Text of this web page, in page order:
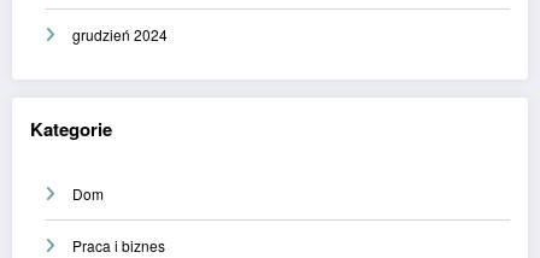
grudzień 2024
Kategorie
Dom
Praca i biznes